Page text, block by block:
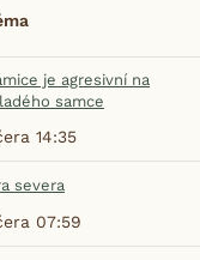
je agresivní na
samce
14:35
severa
07:59